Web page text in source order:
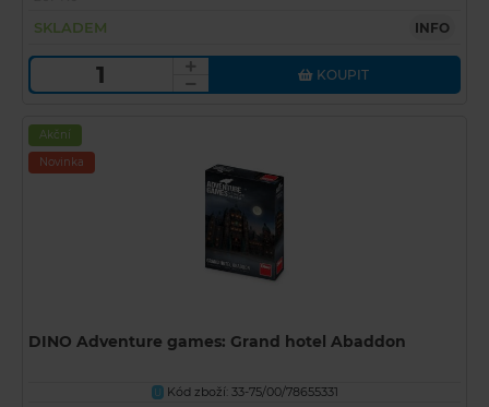
SKLADEM INFO
KOUPIT
Akční
Novinka
DINO Adventure games: Grand hotel Abaddon
U Kód zboží: 33-75/00/78655331